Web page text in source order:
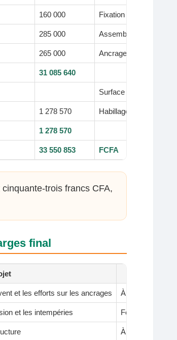
160 000 Fixation des pieds
285 000 Assemblage poutre-
265 000 Ancrage et boulonnerie
31 085 640
Surface de
1 278 570 Habillage publicitaire
1 278 570
33 550 853 FCFA
trois francs CFA,
final
et les efforts sur les ancrages À prévoir avant
et les intempéries Fortement
À intégrer selon